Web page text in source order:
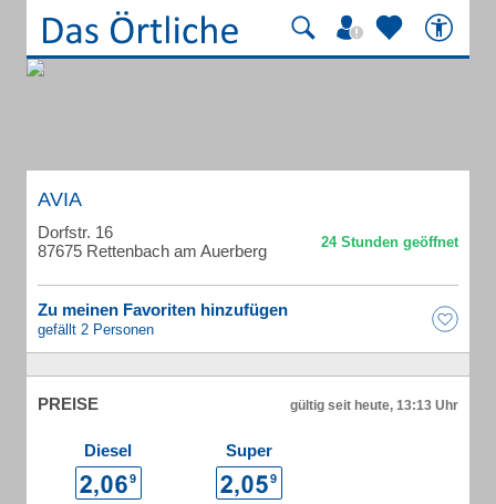
AVIA
Dorfstr. 16
87675 Rettenbach am Auerberg
Zu meinen Favoriten hinzufügen
gefällt 2 Personen
PREISE gültig seit heute, 13:13 Uhr
Diesel Super